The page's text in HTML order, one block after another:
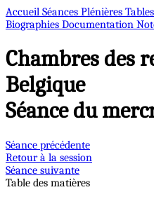
Accueil Séances Plénières
Biographies Documentation
Chambres des
Belgique
Séance du
Séance précédente
Retour à la session
Séance suivante
Table des matières